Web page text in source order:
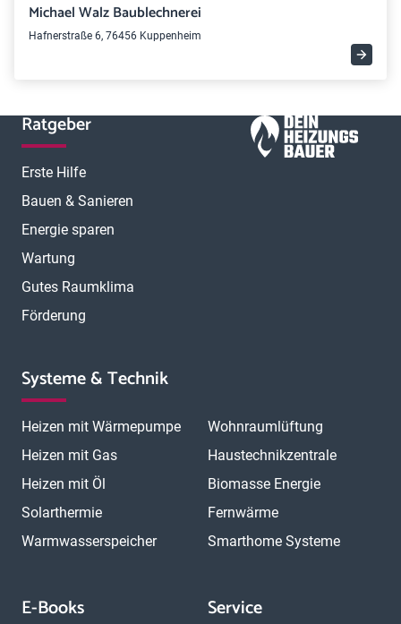
Michael Walz Baublechnerei
Hafnerstraße 6, 76456 Kuppenheim
Ratgeber
Erste Hilfe
Bauen & Sanieren
Energie sparen
Wartung
Gutes Raumklima
Förderung
Systeme & Technik
Heizen mit Wärmepumpe
Heizen mit Gas
Heizen mit Öl
Solarthermie
Warmwasserspeicher
Wohnraumlüftung
Haustechnikzentrale
Biomasse Energie
Fernwärme
Smarthome Systeme
E-Books Service